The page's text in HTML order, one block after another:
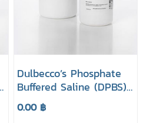
Dulbecco’s Phosphate
Buffered Saline (DPBS),
without Calcium,
Magnesium (Powder)
0.00 ฿